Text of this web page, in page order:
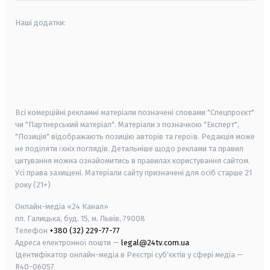
Наші додатки:
Всі комерційні рекламні матеріали позначені словами "Спецпроєкт"
чи "Партнерський матеріал". Матеріали з позначкою "Експерт",
"Позиція" відображають позицію авторів та героїв. Редакція може
не поділяти їхніх поглядів. Детальніше щодо реклами та правил
цитування можна ознайомитись в правилах користування сайтом.
Усі права захищені. Матеріали сайту призначені для осіб старше 21
року (21+)
Онлайн-медіа «24 Канал»
пл. Галицька, буд. 15, м. Львів, 79008
Телефон +380 (32) 229-77-77
Адреса електронної пошти — legal@24tv.com.ua
Ідентифікатор онлайн-медіа в Реєстрі суб'єктів у сфері медіа —
R40-06057